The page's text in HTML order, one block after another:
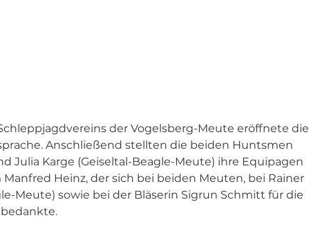
der Vogelsberg-Meute eröffnete die
Anschließend stellten die beiden Huntsmen
Julia Karge (Geiseltal-Beagle-Meute) ihre Equipagen
Heinz, der sich bei beiden Meuten, bei Rainer
Meute) sowie bei der Bläserin Sigrun Schmitt für die